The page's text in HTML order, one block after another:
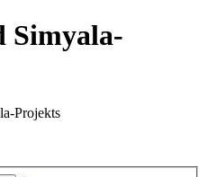
Simyala-
Projekts